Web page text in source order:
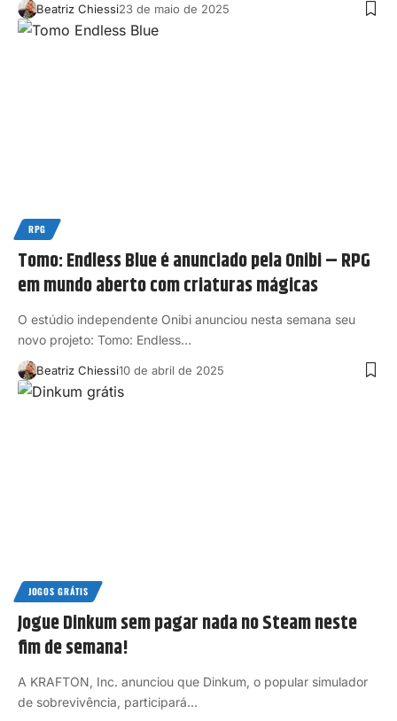
Beatriz Chiessi23 de maio de 2025
RPG
Tomo: Endless Blue é anunciado pela Onibi – RPG
em mundo aberto com criaturas mágicas
O estúdio independente Onibi anunciou nesta semana seu
novo projeto: Tomo: Endless…
Beatriz Chiessi10 de abril de 2025
JOGOS GRÁTIS
Jogue Dinkum sem pagar nada no Steam neste
fim de semana!
​A KRAFTON, Inc. anunciou que Dinkum, o popular simulador
de sobrevivência, participará…